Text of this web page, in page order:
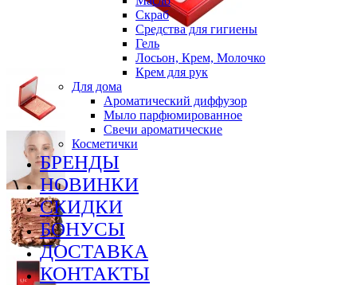
Скраб
Средства для гигиены
Гель
Лосьон, Крем, Молочко
Крем для рук
Для дома
Ароматический диффузор
Мыло парфюмированное
Свечи ароматические
Косметички
БРЕНДЫ
НОВИНКИ
СКИДКИ
БОНУСЫ
ДОСТАВКА
КОНТАКТЫ